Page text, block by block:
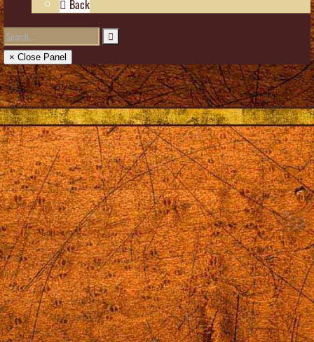
Back
× Close Panel